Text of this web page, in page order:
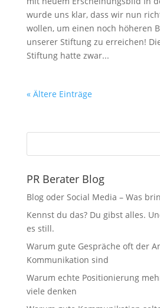
wurde uns klar, dass wir nun
wollen, um einen noch höheren
unserer Stiftung zu erreichen!
Stiftung hatte zwar...
« Ältere Einträge
PR Berater Blog
Blog oder Social Media – Was
Kennst du das? Du gibst alles.
es still.
Warum gute Gespräche oft der
Kommunikation sind
Warum echte Positionierung
viele denken